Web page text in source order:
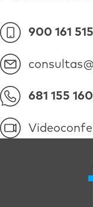
900 161 515
681 155 160